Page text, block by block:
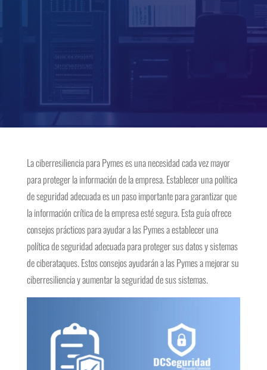
La ciberresiliencia para Pymes es una necesidad cada vez mayor
para proteger la información de la empresa. Establecer una política
de seguridad adecuada es un paso importante para garantizar que
la información crítica de la empresa esté segura. Esta guía ofrece
consejos prácticos para ayudar a las Pymes a establecer una
política de seguridad adecuada para proteger sus datos y sistemas
de ciberataques. Estos consejos ayudarán a las Pymes a mejorar su
ciberresiliencia y aumentar la seguridad de sus sistemas.